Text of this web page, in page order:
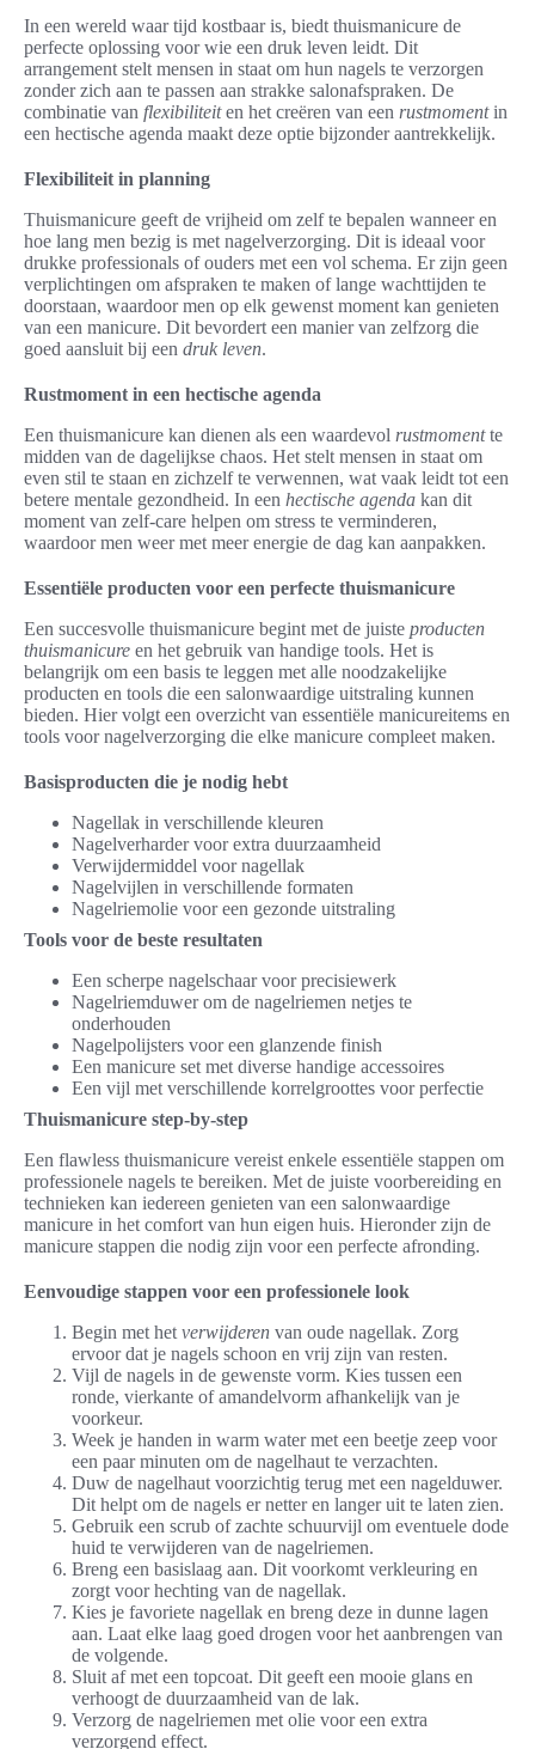
In een wereld waar tijd kostbaar is, biedt thuismanicure de
perfecte oplossing voor wie een druk leven leidt. Dit
arrangement stelt mensen in staat om hun nagels te verzorgen
zonder zich aan te passen aan strakke salonafspraken. De
combinatie van flexibiliteiten het creëren van een rustmomentin
een hectische agenda maakt deze optie bijzonder aantrekkelijk.
Flexibiliteit in planning
Thuismanicure geeft de vrijheid om zelf te bepalen wanneer en
hoe lang men bezig is met nagelverzorging. Dit is ideaal voor
drukke professionals of ouders met een vol schema. Er zijn geen
verplichtingen om afspraken te maken of lange wachttijden te
doorstaan, waardoor men op elk gewenst moment kan genieten
van een manicure. Dit bevordert een manier van zelfzorg die
goed aansluit bij een druk leven.
Rustmoment in een hectische agenda
Een thuismanicure kan dienen als een waardevol rustmomentte
midden van de dagelijkse chaos. Het stelt mensen in staat om
even stil te staan en zichzelf te verwennen, wat vaak leidt tot een
betere mentale gezondheid. In een hectische agenda kan dit
moment van zelf-care helpen om stress te verminderen,
waardoor men weer met meer energie de dag kan aanpakken.
Essentiële producten voor een perfecte thuismanicure
Een succesvolle thuismanicure begint met de juiste producten
thuismanicure en het gebruik van handige tools. Het is
belangrijk om een basis te leggen met alle noodzakelijke
producten en tools die een salonwaardige uitstraling kunnen
bieden. Hier volgt een overzicht van essentiële manicureitems en
tools voor nagelverzorging die elke manicure compleet maken.
Basisproducten die je nodig hebt
Nagellak in verschillende kleuren
Nagelverharder voor extra duurzaamheid
Verwijdermiddel voor nagellak
Nagelvijlen in verschillende formaten
Nagelriemolie voor een gezonde uitstraling
Tools voor de beste resultaten
Een scherpe nagelschaar voor precisiewerk
Nagelriemduwer om de nagelriemen netjes te
onderhouden
Nagelpolijsters voor een glanzende finish
Een manicure set met diverse handige accessoires
Een vijl met verschillende korrelgroottes voor perfectie
Thuismanicure step-by-step
Een flawless thuismanicure vereist enkele essentiële stappen om
professionele nagels te bereiken. Met de juiste voorbereiding en
technieken kan iedereen genieten van een salonwaardige
manicure in het comfort van hun eigen huis. Hieronder zijn de
manicure stappen die nodig zijn voor een perfecte afronding.
Eenvoudige stappen voor een professionele look
Begin met het verwijderen van oude nagellak. Zorg
ervoor dat je nagels schoon en vrij zijn van resten.
Vijl de nagels in de gewenste vorm. Kies tussen een
ronde, vierkante of amandelvorm afhankelijk van je
voorkeur.
Week je handen in warm water met een beetje zeep voor
een paar minuten om de nagelhaut te verzachten.
Duw de nagelhaut voorzichtig terug met een nagelduwer.
Dit helpt om de nagels er netter en langer uit te laten zien.
Gebruik een scrub of zachte schuurvijl om eventuele dode
huid te verwijderen van de nagelriemen.
Breng een basislaag aan. Dit voorkomt verkleuring en
zorgt voor hechting van de nagellak.
Kies je favoriete nagellak en breng deze in dunne lagen
aan. Laat elke laag goed drogen voor het aanbrengen van
de volgende.
Sluit af met een topcoat. Dit geeft een mooie glans en
verhoogt de duurzaamheid van de lak.
Verzorg de nagelriemen met olie voor een extra
verzorgend effect.